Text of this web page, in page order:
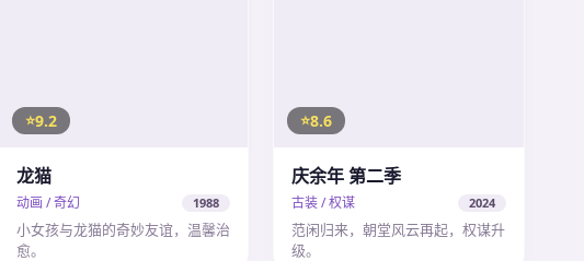
9.2
龙猫
动画 / 奇幻 1988
小女孩与龙猫的奇妙友谊，温馨治
愈。
8.6
庆余年 第二季
古装 / 权谋 2024
范闲归来，朝堂风云再起，权谋升
级。